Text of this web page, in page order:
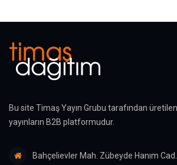
Bu site Timaş Yayın Grubu tarafından üretilen
yayınların B2B platformudur.
Bahçelievler Mah. Zübeyde Hanım